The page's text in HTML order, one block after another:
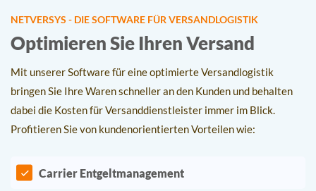
NETVERSYS - DIE SOFTWARE FÜR VERSANDLOGISTIK
Optimieren Sie Ihren Versand
Mit unserer Software für eine optimierte Versandlogistik
bringen Sie Ihre Waren schneller an den Kunden und behalten
dabei die Kosten für Versanddienstleister immer im Blick.
Profitieren Sie von kundenorientierten Vorteilen wie:
Carrier Entgeltmanagement